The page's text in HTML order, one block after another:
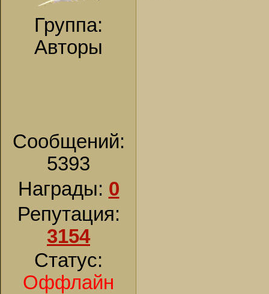
Группа:
Авторы
Сообщений:
5393
Награды: 0
Репутация:
3154
Статус:
Оффлайн